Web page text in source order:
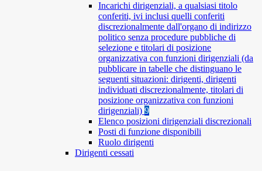
Incarichi dirigenziali, a qualsiasi titolo
conferiti, ivi inclusi quelli conferiti
discrezionalmente dall'organo di indirizzo
politico senza procedure pubbliche di
selezione e titolari di posizione
organizzativa con funzioni dirigenziali (da
pubblicare in tabelle che distinguano le
seguenti situazioni: dirigenti, dirigenti
individuati discrezionalmente, titolari di
posizione organizzativa con funzioni
dirigenziali) 9
Elenco posizioni dirigenziali discrezionali
Posti di funzione disponibili
Ruolo dirigenti
Dirigenti cessati